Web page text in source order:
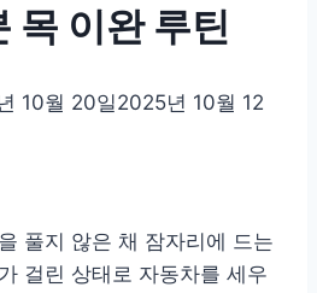
목 이완 루틴
10월 20일2025년 10월 12
풀지 않은 채 잠자리에 드는
걸린 상태로 자동차를 세우